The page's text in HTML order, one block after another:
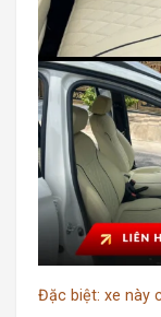
Đặc biệt: xe này